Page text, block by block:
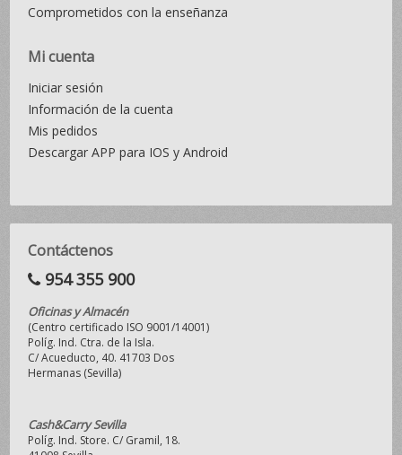
Comprometidos con la enseñanza
Mi cuenta
Iniciar sesión
Información de la cuenta
Mis pedidos
Descargar APP para IOS y Android
Contáctenos
954 355 900
Oficinas y Almacén
(Centro certificado ISO 9001/14001)
Políg. Ind. Ctra. de la Isla.
C/ Acueducto, 40. 41703 Dos
Hermanas (Sevilla)
Cash&Carry Sevilla
Políg. Ind. Store. C/ Gramil, 18.